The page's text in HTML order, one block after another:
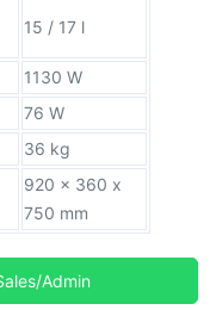
15 / 17 l
1130 W
76 W
36 kg
920 x 360 x
750 mm
Admin